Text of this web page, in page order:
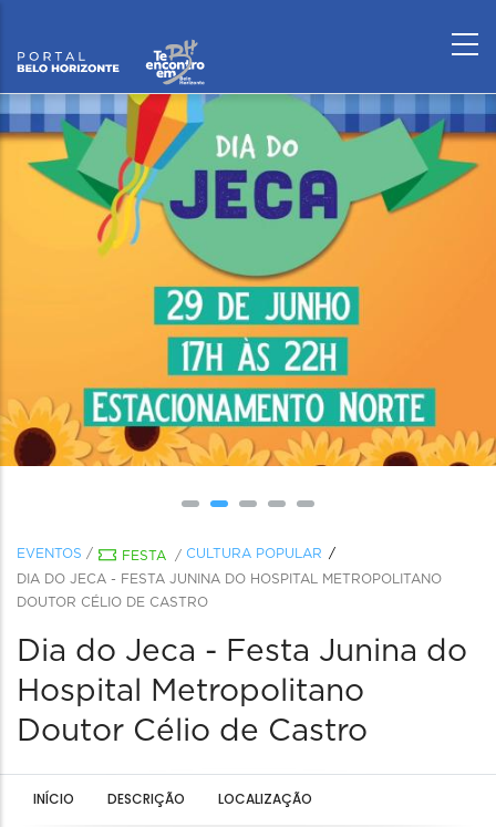
EVENTOS / FESTA / CULTURA POPULAR
DIA DO JECA - FESTA JUNINA DO HOSPITAL METROPOLITANO
DOUTOR CÉLIO DE CASTRO
Dia do Jeca - Festa Junina do
Hospital Metropolitano
Doutor Célio de Castro
INÍCIO DESCRIÇÃO LOCALIZAÇÃO